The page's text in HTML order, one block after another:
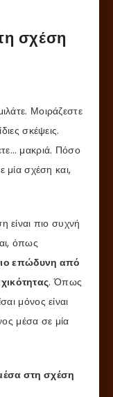
σχέση
Μοιράζεστε
σκέψεις.
μακριά. Πόσο
μία σχέση και,
είναι πιο συχνή
όπως
επώδυνη από
. Όπως
μόνος είναι
μέσα σε μία
στη σχέση